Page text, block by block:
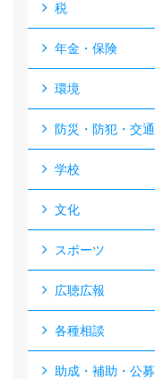
税
年金・保険
環境
防災・防犯・交通
学校
文化
スポーツ
広聴広報
各種相談
助成・補助・公募